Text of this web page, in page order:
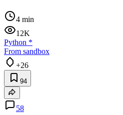
4 min
12K
Python *
From sandbox
+26
94
58